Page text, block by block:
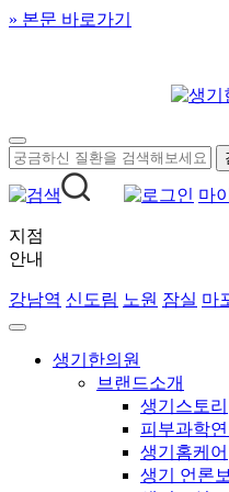
» 본문 바로가기
마
지점
안내
강남역 신도림 노원 잠실 마
생기한의원
브랜드소개
생기스토리
피부과학
생기홈케어
생기 언론